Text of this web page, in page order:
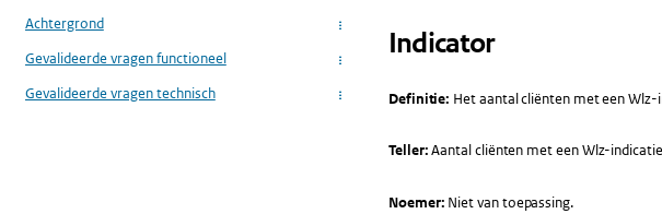
Achtergrond
...
Gevalideerde vragen functioneel ...
Gevalideerde vragen technisch ...
Indicator
Definitie: Het aantal cliënten met een
Teller:Aantal cliënten met een Wlz-
Noemer: Niet van toepassing.